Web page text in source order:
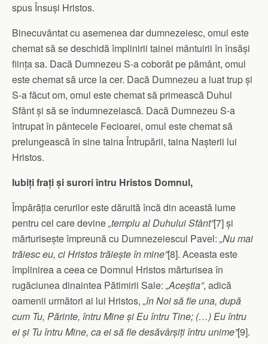
spus Însuși Hristos.
Binecuvântat cu asemenea dar dumnezeiesc, omul este
che­mat să se deschidă împlinirii tainei mântuirii în însăși
ființa sa. Dacă Dumnezeu S-a coborât pe pământ, omul
este chemat să urce la cer. Dacă Dumnezeu a luat trup și
S-a făcut om, omul este chemat să primească Duhul
Sfânt și să se în­dum­ne­zeiască. Dacă Dumnezeu S-a
întrupat în pântecele Fecioarei, omul este chemat să
prelungească în sine taina Întrupării, taina Nașterii lui
Hristos.
Iubiți frați și surori întru Hristos Domnul,
Împărăția cerurilor este dăruită încă din această lume
pen­tru cel care devine„templu al Duhului Sfânt”[7] și
mărtu­ri­sește împreună cu Dumnezeiescul Pavel: „Nu mai
trăiesc eu, ci Hris­tos trăiește în mine”[8]. Aceasta este
împlinirea a ceea ce Dom­nul Hristos mărturisea în
rugăciunea dinaintea Pătimirii Sale: „Aceștia”, adică
oamenii următori ai lui Hristos, „în Noi să fie una, după
cum Tu, Părinte, întru Mine și Eu întru Tine; (…) Eu întru
ei și Tu întru Mine, ca ei să fie desăvârșiți întru unime”[9].